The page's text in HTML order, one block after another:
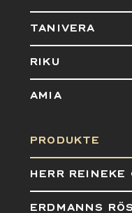
TANIVERA
RIKU
AMIA
PRODUKTE
HERR REINEKE
ERDMANNS